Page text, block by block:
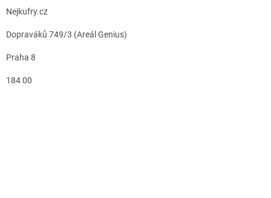
Nejkufry.cz
Dopraváků 749/3 (Areál Genius)
Praha 8
184 00